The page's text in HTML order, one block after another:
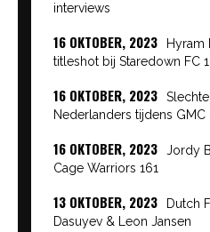
interviews
16 OKTOBER, 2023
Hyram
titleshot bij Staredown FC
16 OKTOBER, 2023
Nederlanders tijdens GMC
16 OKTOBER, 2023
Jordy
Cage Warriors 161
13 OKTOBER, 2023
Dutch
Dasuyev & Leon Jansen